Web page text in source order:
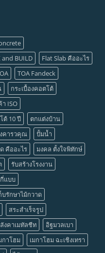
and BUILD
Flat Slab คืออะไร
TOA Fandeck
กระเบื้องคอตโต้
ISO
ต้ 10 ปี
ตกแต่งบ้าน
คารวคุณ
ปั้มน้ำ
คืออะไร
มงคล ตั้งใจพิทักษ์
รับสร้างโรงงาน
แบบ
บรักษาไม้กวาด
สระสำเร็จรูป
งคาเมทัลชีท
อิฐมวลเบา
กาโฮม
เมกาโฮม ฉะเชิงเทรา